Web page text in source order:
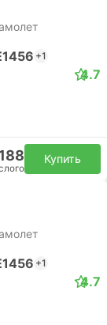
+1
4.7
Купить
+1
4.7